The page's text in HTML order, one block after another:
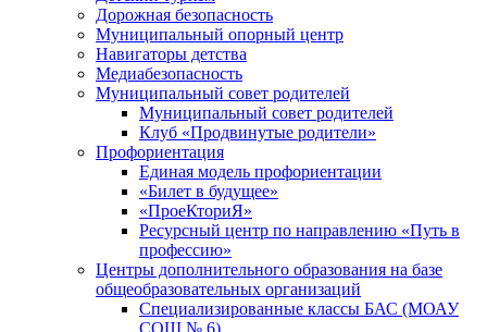
Дорожная безопасность
Муниципальный опорный центр
Навигаторы детства
Медиабезопасность
Мyниципальный совет родителей
Муниципальный совет родителей
Клуб «Продвинутые родители»
Профориентация
Единая модель профориентации
«Билет в будущее»
«ПроеКториЯ»
Ресурсный центр по направлению «Путь в
профессию»
Центры дополнительного образования на базе
общеобразовательных организаций
Специализированные классы БАС (МОАУ
СОШ № 6)